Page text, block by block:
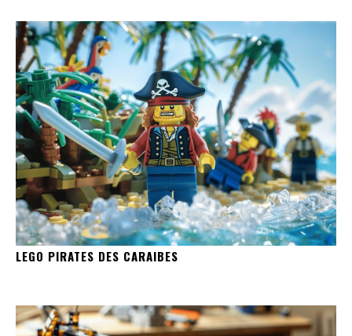
LEGO PIRATES DES CARAIBES